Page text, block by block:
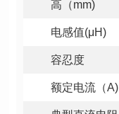
高（mm)
电感值(μH)
容忍度
额定电流（A)